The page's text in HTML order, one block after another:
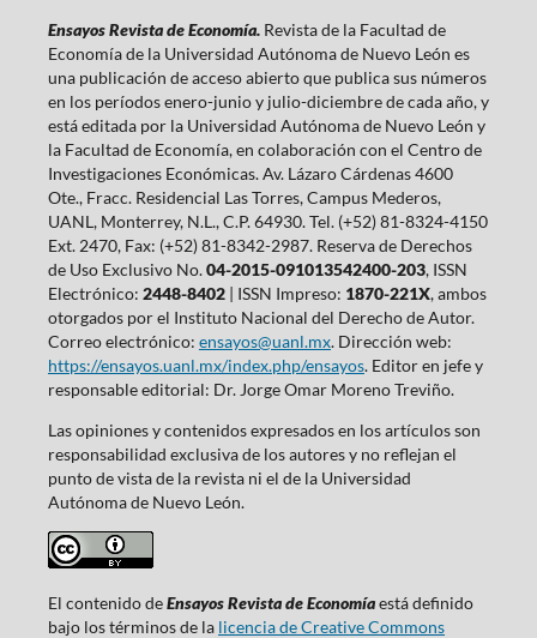
Ensayos Revista de Economía. Revista de la Facultad de
Economía de la Universidad Autónoma de Nuevo León es
una publicación de acceso abierto que publica sus números
en los períodos enero-junio y julio-diciembre de cada año, y
está editada por la Universidad Autónoma de Nuevo León y
la Facultad de Economía, en colaboración con el Centro de
Investigaciones Económicas. Av. Lázaro Cárdenas 4600
Ote., Fracc. Residencial Las Torres, Campus Mederos,
UANL, Monterrey, N.L., C.P. 64930. Tel. (+52) 81-8324-4150
Ext. 2470, Fax: (+52) 81-8342-2987. Reserva de Derechos
de Uso Exclusivo No.04-2015-091013542400-203, ISSN
Electrónico: 2448-8402| ISSN Impreso: 1870-221X, ambos
otorgados por el Instituto Nacional del Derecho de Autor.
Correo electrónico: ensayos@uanl.mx. Dirección web:
https://ensayos.uanl.mx/index.php/ensayos. Editor en jefe y
responsable editorial: Dr. Jorge Omar Moreno Treviño.
Las opiniones y contenidos expresados en los artículos son
responsabilidad exclusiva de los autores y no reflejan el
punto de vista de la revista ni el de la Universidad
Autónoma de Nuevo León.
El contenido deEnsayos Revista de Economíaestá definido
bajo los términos de la licencia de Creative Commons